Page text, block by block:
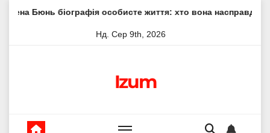
особисте життя: хто вона насправді Елена
Нд. Сер 9th, 2026
Izum